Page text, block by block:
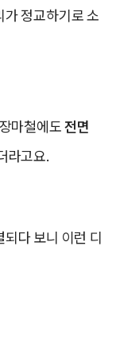
정교하기로 소
마철에도전면
라고요.
다 보니 이런 디